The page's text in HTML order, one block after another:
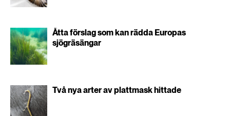
Åtta förslag som kan rädda Europas
sjögräsängar
Två nya arter av plattmask hittade